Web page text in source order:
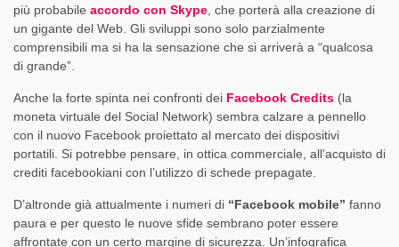
più probabile accordo con Skype , che porterà alla creazione di
un gigante del Web. Gli sviluppi sono solo parzialmente
comprensibili ma si ha la sensazione che si arriverà a “qualcosa
di grande”.
Anche la forte spinta nei confronti dei Facebook Credits (la
moneta virtuale del Social Network) sembra calzare a pennello
con il nuovo Facebook proiettato al mercato dei dispositivi
portatili. Si potrebbe pensare, in ottica commerciale, all’acquisto di
crediti facebookiani con l’utilizzo di schede prepagate.
D’altronde già attualmente i numeri di “Facebook mobile” fanno
paura e per questo le nuove sfide sembrano poter essere
affrontate con un certo margine di sicurezza. Un’infografica